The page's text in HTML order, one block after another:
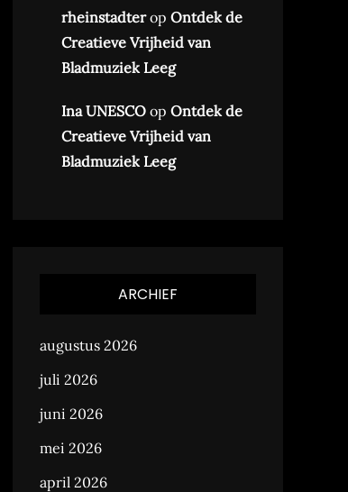
rheinstadterop Ontdek de
Creatieve Vrijheid van
Bladmuziek Leeg
Ina UNESCO op Ontdek de
Creatieve Vrijheid van
Bladmuziek Leeg
ARCHIEF
augustus 2026
juli 2026
juni 2026
mei 2026
april 2026